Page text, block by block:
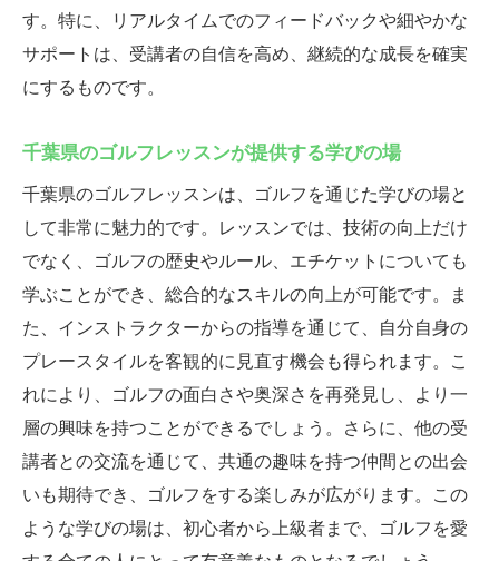
初心者から上級者までのレッスン内容
各レベルに応じたカスタマイズ指導
段階的にスキルアップするプログラム
個々のニーズに応じたレッスン
レベルに応じた楽しみ方の提案
ゴルフレッスンで千葉県で充実した時間を過ご
す
充実した時間を過ごすゴルフレッスン
千葉県でのゴルフライフの楽しみ方
ゴルフで日々のストレスを解消
趣味としてのゴルフの魅力を発見
ゴルフを通して得られる充実感
千葉県でのゴルフ体験の魅力
す。特に、リアルタイムでのフィードバックや細やかな
サポートは、受講者の自信を高め、継続的な成長を確実
にするものです。
千葉県のゴルフレッスンが提供する学びの場
千葉県のゴルフレッスンは、ゴルフを通じた学びの場と
して非常に魅力的です。レッスンでは、技術の向上だけ
でなく、ゴルフの歴史やルール、エチケットについても
学ぶことができ、総合的なスキルの向上が可能です。ま
た、インストラクターからの指導を通じて、自分自身の
プレースタイルを客観的に見直す機会も得られます。こ
れにより、ゴルフの面白さや奥深さを再発見し、より一
層の興味を持つことができるでしょう。さらに、他の受
講者との交流を通じて、共通の趣味を持つ仲間との出会
いも期待でき、ゴルフをする楽しみが広がります。この
ような学びの場は、初心者から上級者まで、ゴルフを愛